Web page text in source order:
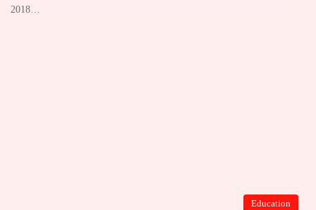
2018…
Education